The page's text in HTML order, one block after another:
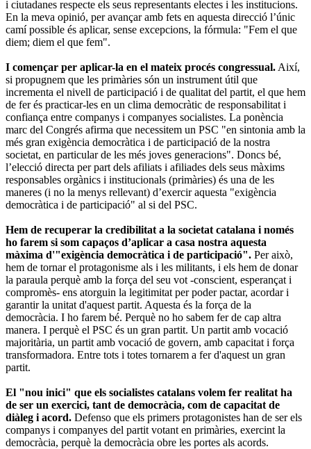
i ciutadanes respecte els seus representants electes i les institucions.
En la meva opinió, per avançar amb fets en aquesta direcció l’únic
camí possible és aplicar, sense excepcions, la fórmula: "Fem el que
diem; diem el que fem".
I començar per aplicar-la en el mateix procés congressual. Així,
si propugnem que les primàries són un instrument útil que
incrementa el nivell de participació i de qualitat del partit, el que hem
de fer és practicar-les en un clima democràtic de responsabilitat i
confiança entre companys i companyes socialistes. La ponència
marc del Congrés afirma que necessitem un PSC "en sintonia amb la
més gran exigència democràtica i de participació de la nostra
societat, en particular de les més joves generacions". Doncs bé,
l’elecció directa per part dels afiliats i afiliades dels seus màxims
responsables orgànics i institucionals (primàries) és una de les
maneres (i no la menys rellevant) d’exercir aquesta "exigència
democràtica i de participació" al si del PSC.
Hem de recuperar la credibilitat a la societat catalana i només
ho farem si som capaços d’aplicar a casa nostra aquesta
màxima d'"exigència democràtica i de participació". Per això,
hem de tornar el protagonisme als i les militants, i els hem de donar
la paraula perquè amb la força del seu vot -conscient, esperançat i
compromès- ens atorguin la legitimitat per poder pactar, acordar i
garantir la unitat d'aquest partit. Aquesta és la força de la
democràcia. I ho farem bé. Perquè no ho sabem fer de cap altra
manera. I perquè el PSC és un gran partit. Un partit amb vocació
majoritària, un partit amb vocació de govern, amb capacitat i força
transformadora. Entre tots i totes tornarem a fer d'aquest un gran
partit.
El "nou inici" que els socialistes catalans volem fer realitat ha
de ser un exercici, tant de democràcia, com de capacitat de
diàleg i acord. Defenso que els primers protagonistes han de ser els
companys i companyes del partit votant en primàries, exercint la
democràcia, perquè la democràcia obre les portes als acords.